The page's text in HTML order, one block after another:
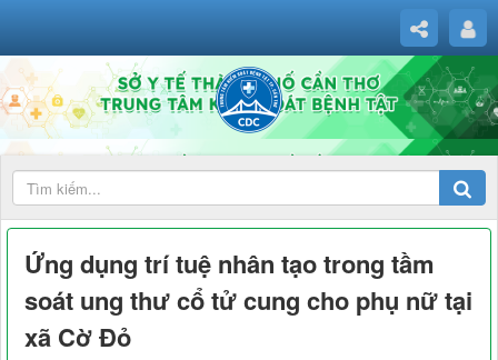
Ứng dụng trí tuệ nhân tạo trong tầm
soát ung thư cổ tử cung cho phụ nữ tại
xã Cờ Đỏ